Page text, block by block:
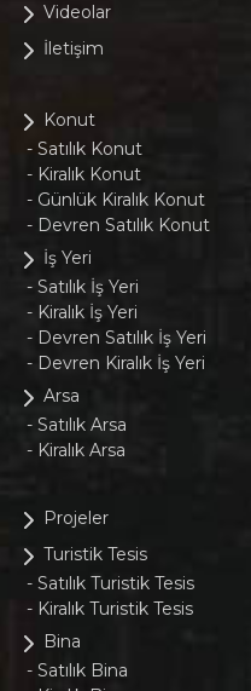
Videolar
İletişim
Konut
- Satılık Konut
- Kiralık Konut
- Günlük Kiralık Konut
- Devren Satılık Konut
İş Yeri
- Satılık İş Yeri
- Kiralık İş Yeri
- Devren Satılık İş Yeri
- Devren Kiralık İş Yeri
Arsa
- Satılık Arsa
- Kiralık Arsa
Projeler
Turistik Tesis
- Satılık Turistik Tesis
- Kiralık Turistik Tesis
Bina
- Satılık Bina